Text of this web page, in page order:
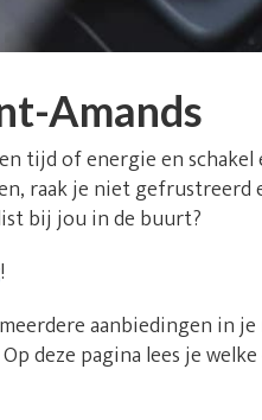
Amands
tijd of energie en
raak je niet
bij jou in de buurt?
!
aanbiedingen in
deze pagina lees je